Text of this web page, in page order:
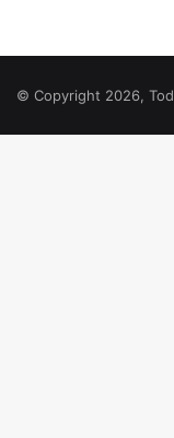
© Copyright 2026,